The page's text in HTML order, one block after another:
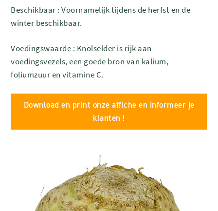
Beschikbaar : Voornamelijk tijdens de herfst en de
winter beschikbaar.
Voedingswaarde : Knolselder is rijk aan
voedingsvezels, een goede bron van kalium,
foliumzuur en vitamine C.
Download en print onze affiche en informeer je
klanten !